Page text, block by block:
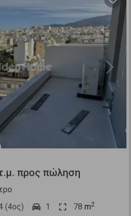
Next
προς πώληση
(4ος) 1 78 m2